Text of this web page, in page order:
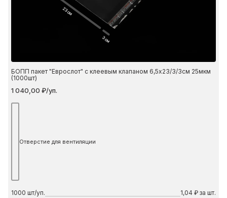
23 см
3 см
БОПП пакет "Еврослот" с клеевым клапаном 6,5х23/3/3см 25мкм
(1000шт)
1 040,00 ₽/уп.
Отверстие для вентиляции
1000 шт/уп. 1,04 ₽ за шт.